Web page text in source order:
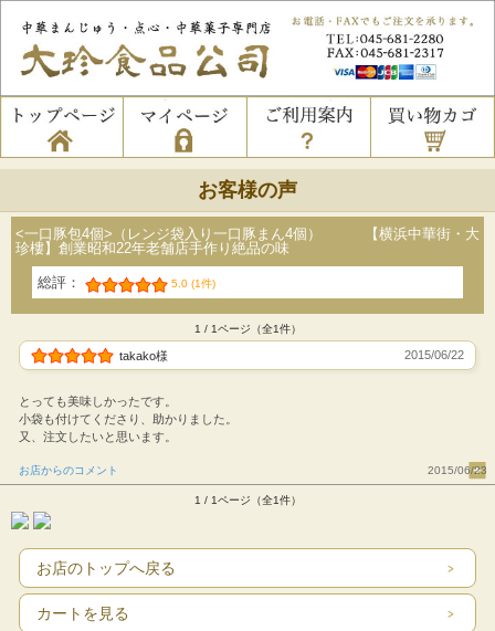
お客様の声
<一口豚包4個>（レンジ袋入り一口豚まん4個） 【横浜中華街・大
珍樓】創業昭和22年老舗店手作り絶品の味
総評： 5.0 (1件)
1 / 1ページ（全1件）
takako様 2015/06/22
とっても美味しかったです。
小袋も付けてくださり、助かりました。
又、注文したいと思います。
お店からのコメント 2015/06/23
1 / 1ページ（全1件）
お店のトップへ戻る
カートを見る